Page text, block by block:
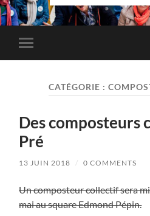
Le
Pré
Toggle
mobile
CATÉGORIE :
Des composteurs
Pré
13 JUIN 2018 / 0 COMMENTS
Un composteur collectif sera
mai au square Edmond Pépin.